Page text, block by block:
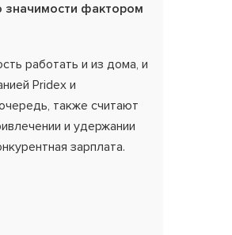
значимости фактором
работать и из дома, и
Pridex и
также считают
и удержании
зарплата.